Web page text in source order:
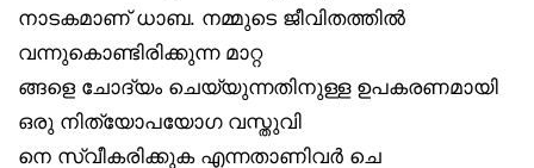
നാടകമാണ് ധാബ. നമ്മുടെ ജീവിതത്തിൽ
വന്നുകൊണ്ടിരിക്കുന്ന മാറ്റ
ങ്ങളെ ചോദ്യം ചെയ്യുന്നതിനുള്ള ഉപകരണമായി
ഒരു നിത്യോപയോഗ വസ്തുവി
നെ സ്വീകരിക്കുക എന്നതാണിവർ ചെ